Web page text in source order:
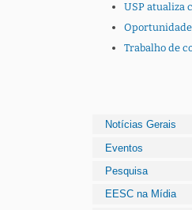
USP atualiza
Trabalho de
Notícias Gerais
Eventos
Pesquisa
EESC na Mídia